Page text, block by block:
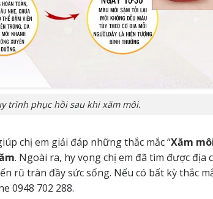
trình phục hồi sau khi xăm môi.
chị em giải đáp những thắc mắc “Xăm
. Ngoài ra, hy vọng chị em đã tìm được địa
rũ tràn đầy sức sống. Nếu có bất kỳ thắc
0948 702 288.